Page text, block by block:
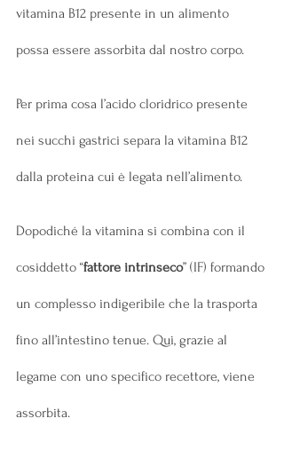
vitamina B12 presente in un alimento
possa essere assorbita dal nostro corpo.
Per prima cosa l’acido cloridrico presente
nei succhi gastrici separa la vitamina B12
dalla proteina cui è legata nell’alimento.
Dopodiché la vitamina si combina con il
cosiddetto “fattore intrinseco” (IF) formando
un complesso indigeribile che la trasporta
fino all’intestino tenue. Qui, grazie al
legame con uno specifico recettore, viene
assorbita.